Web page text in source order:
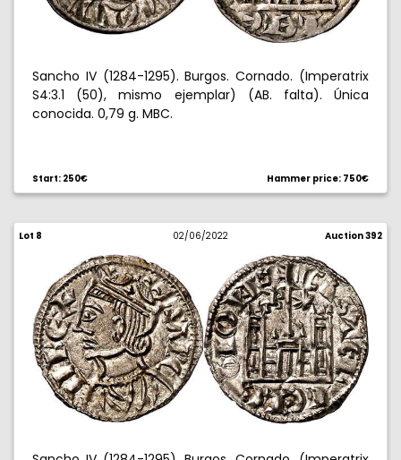
Sancho IV (1284-1295). Burgos. Cornado. (Imperatrix
S4:3.1 (50), mismo ejemplar) (AB. falta). Única
conocida. 0,79 g. MBC.
Start: 250€ Hammer price: 750€
Lot 8 02/06/2022 Auction 392